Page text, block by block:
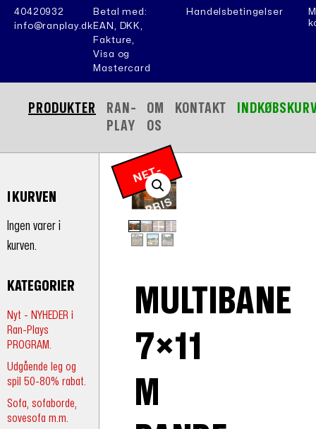
40420932
info@ranplay.dk
Betal med:
EAN, DKK,
Fakture,
Visa og
Mastercard
Handelsbetingelser
PRODUKTER
RAN-
PLAY
OM
OS
KONTAKT
I KURVEN
Ingen varer i
kurven.
KATEGORIER
Nyt - NYHEDER i
Ran-Plays
PROGRAM.
Udgående leg og
spil 50-80% rabat.
Sofa, sofaborde,
sovesofa m.m.
N
E
T
-
P
RI
S
MULTIBANE
7×11
M